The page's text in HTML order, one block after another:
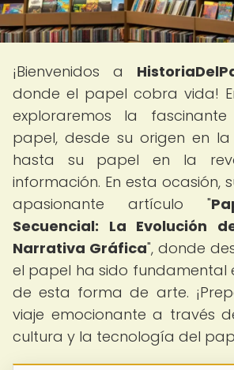
¡Bienvenidos a
donde el papel cobra vida!
exploraremos la
papel, desde su origen en
hasta su papel en la
información. En esta ocasión,
apasionante artículo "
Secuencial: La Evolución
Narrativa Gráfica", donde
el papel ha sido fundamental
de esta forma de arte.
viaje emocionante a través
cultura y la tecnología del